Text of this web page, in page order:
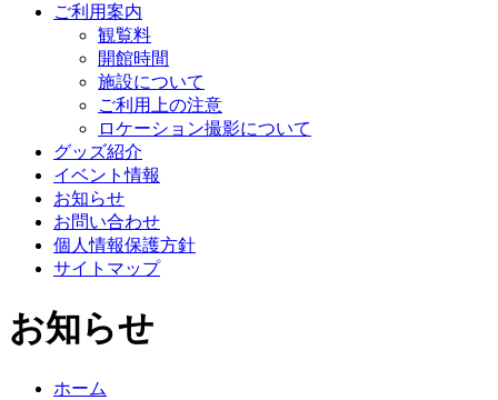
ご利用案内
観覧料
開館時間
施設について
ご利用上の注意
ロケーション撮影について
グッズ紹介
イベント情報
お知らせ
お問い合わせ
個人情報保護方針
サイトマップ
お知らせ
ホーム